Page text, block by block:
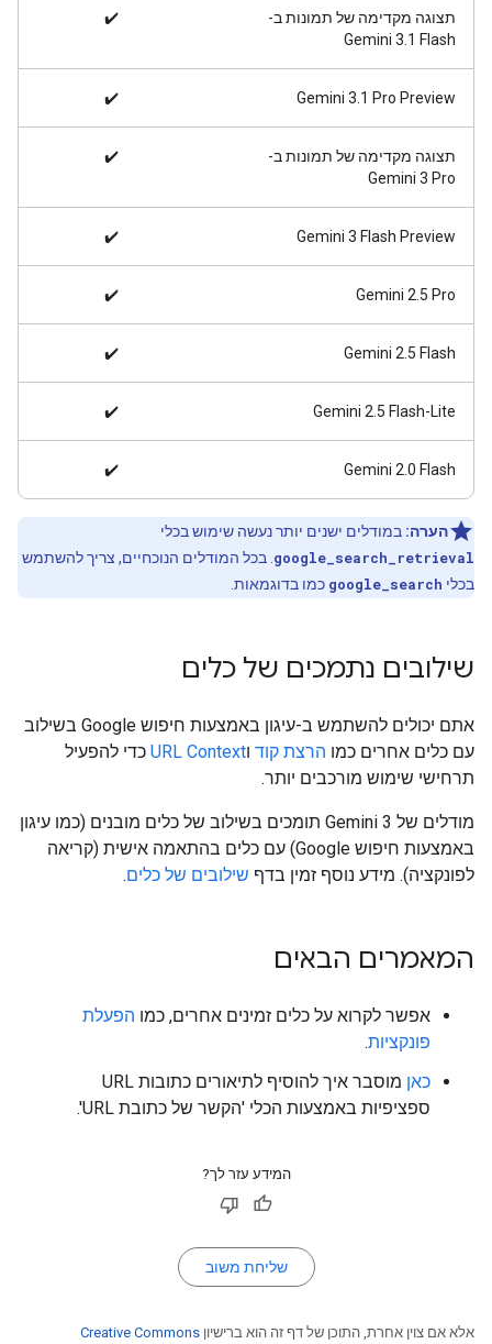
תצוגה מקדימה של תמונות ב-
Gemini 3.1 Flash
✔️
‫Gemini 3.1 Pro Preview
✔️
תצוגה מקדימה של תמונות ב-
Gemini 3 Pro
✔️
‫Gemini 3 Flash Preview
✔️
Gemini ‎2.5 Pro
✔️
Gemini ‎2.5 Flash
✔️
Gemini 2.5 Flash-Lite
✔️
Gemini ‎2.0 Flash
✔️
הערה: במודלים ישנים יותר נעשה שימוש בכלי
google_search_retrieval . בכל המודלים הנוכחיים, צריך להשתמש
בכלי google_search כמו בדוגמאות.
שילובים נתמכים של כלים
אתם יכולים להשתמש ב-עיגון באמצעות חיפוש Google בשילוב
עם כלים אחרים כמו הרצת קוד וURL Context כדי להפעיל
תרחישי שימוש מורכבים יותר.
מודלים של Gemini 3 תומכים בשילוב של כלים מובנים (כמו עיגון
באמצעות חיפוש Google) עם כלים בהתאמה אישית (קריאה
לפונקציה). מידע נוסף זמין בדף שילובים של כלים.
המאמרים הבאים
אפשר לקרוא על כלים זמינים אחרים, כמו הפעלת
פונקציות.
כאן
מוסבר איך להוסיף לתיאורים כתובות URL
ספציפיות באמצעות הכלי 'הקשר של כתובת URL'.
המידע עזר לך?
שליחת משוב
אלא אם צוין אחרת, התוכן של דף זה הוא ברישיון Creative Commons